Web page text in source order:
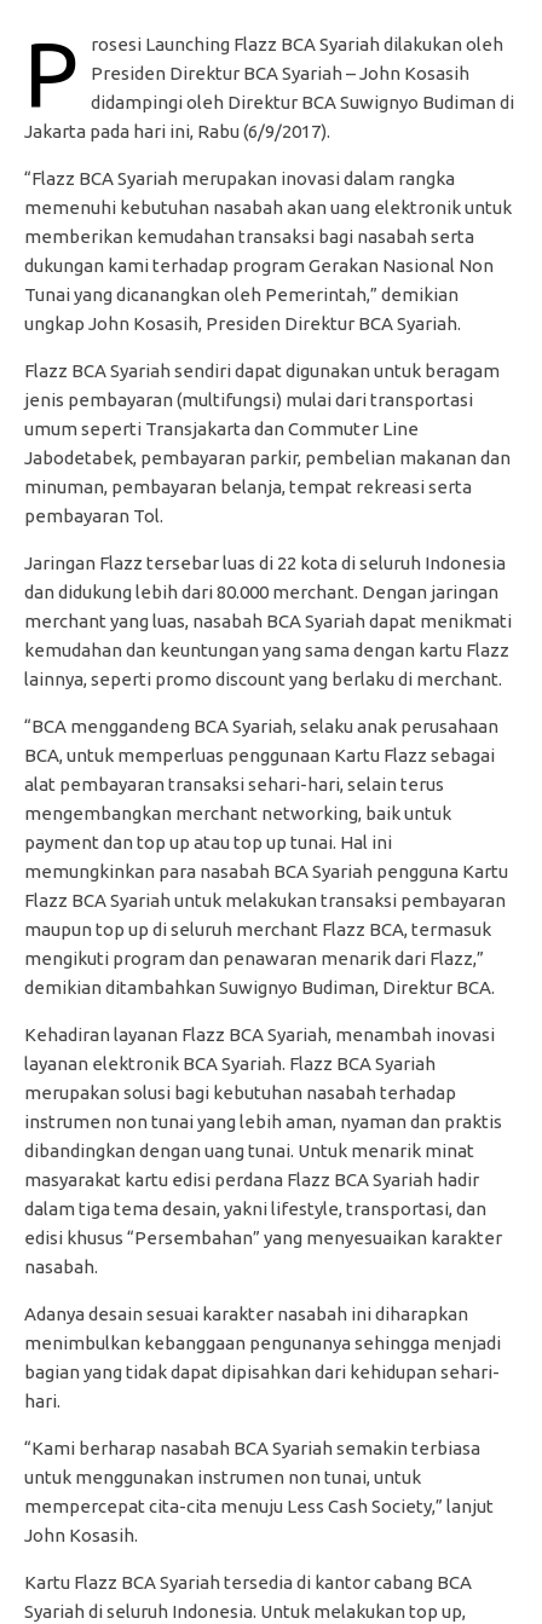
P
rosesi Launching Flazz BCA Syariah dilakukan oleh
Presiden Direktur BCA Syariah – John Kosasih
didampingi oleh Direktur BCA Suwignyo Budiman di
Jakarta pada hari ini, Rabu (6/9/2017).
“Flazz BCA Syariah merupakan inovasi dalam rangka
memenuhi kebutuhan nasabah akan uang elektronik untuk
memberikan kemudahan transaksi bagi nasabah serta
dukungan kami terhadap program Gerakan Nasional Non
Tunai yang dicanangkan oleh Pemerintah,” demikian
ungkap John Kosasih, Presiden Direktur BCA Syariah.
Flazz BCA Syariah sendiri dapat digunakan untuk beragam
jenis pembayaran (multifungsi) mulai dari transportasi
umum seperti Transjakarta dan Commuter Line
Jabodetabek, pembayaran parkir, pembelian makanan dan
minuman, pembayaran belanja, tempat rekreasi serta
pembayaran Tol.
Jaringan Flazz tersebar luas di 22 kota di seluruh Indonesia
dan didukung lebih dari 80.000 merchant. Dengan jaringan
merchant yang luas, nasabah BCA Syariah dapat menikmati
kemudahan dan keuntungan yang sama dengan kartu Flazz
lainnya, seperti promo discount yang berlaku di merchant.
“BCA menggandeng BCA Syariah, selaku anak perusahaan
BCA, untuk memperluas penggunaan Kartu Flazz sebagai
alat pembayaran transaksi sehari-hari, selain terus
mengembangkan merchant networking, baik untuk
payment dan top up atau top up tunai. Hal ini
memungkinkan para nasabah BCA Syariah pengguna Kartu
Flazz BCA Syariah untuk melakukan transaksi pembayaran
maupun top up di seluruh merchant Flazz BCA, termasuk
mengikuti program dan penawaran menarik dari Flazz,”
demikian ditambahkan Suwignyo Budiman, Direktur BCA.
Kehadiran layanan Flazz BCA Syariah, menambah inovasi
layanan elektronik BCA Syariah. Flazz BCA Syariah
merupakan solusi bagi kebutuhan nasabah terhadap
instrumen non tunai yang lebih aman, nyaman dan praktis
dibandingkan dengan uang tunai. Untuk menarik minat
masyarakat kartu edisi perdana Flazz BCA Syariah hadir
dalam tiga tema desain, yakni lifestyle, transportasi, dan
edisi khusus “Persembahan” yang menyesuaikan karakter
nasabah.
Adanya desain sesuai karakter nasabah ini diharapkan
menimbulkan kebanggaan pengunanya sehingga menjadi
bagian yang tidak dapat dipisahkan dari kehidupan sehari-
hari.
“Kami berharap nasabah BCA Syariah semakin terbiasa
untuk menggunakan instrumen non tunai, untuk
mempercepat cita-cita menuju Less Cash Society,” lanjut
John Kosasih.
Kartu Flazz BCA Syariah tersedia di kantor cabang BCA
Syariah di seluruh Indonesia. Untuk melakukan top up,